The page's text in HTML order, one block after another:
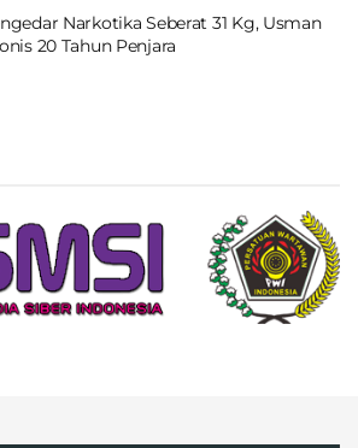
Narkotika Seberat 31 Kg, Usman
20 Tahun Penjara